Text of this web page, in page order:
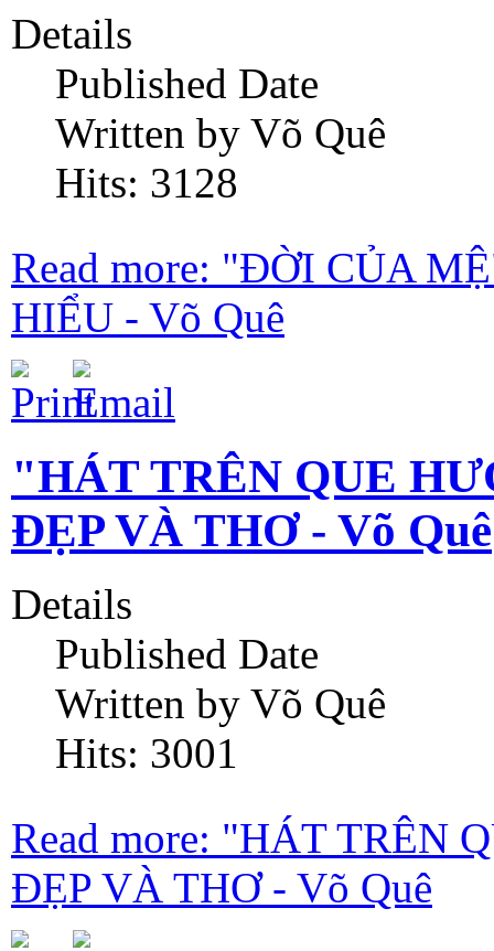
Details
Published Date
Written by Võ Quê
Hits: 3128
Read more: "ĐỜI CỦA
HIỂU - Võ Quê
"HÁT TRÊN QUE
ĐẸP VÀ THƠ - Võ Quê
Details
Published Date
Written by Võ Quê
Hits: 3001
Read more: "HÁT TRÊN
ĐẸP VÀ THƠ - Võ Quê